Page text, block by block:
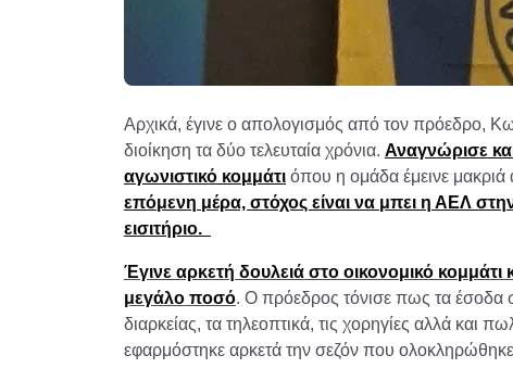
Αρχικά, έγινε ο απολογισμός από τον πρόεδρο,
διοίκηση τα δύο τελευταία χρόνια. Αναγνώρισε
αγωνιστικό κομμάτι όπου η ομάδα έμεινε μακριά
επόμενη μέρα, στόχος είναι να μπει η ΑΕΛ
εισιτήριο.
Έγινε αρκετή δουλειά στο οικονομικό
μεγάλο ποσό. Ο πρόεδρος τόνισε πως τα έσοδα
διαρκείας, τα τηλεοπτικά, τις χορηγίες αλλά και
εφαρμόστηκε αρκετά την σεζόν που